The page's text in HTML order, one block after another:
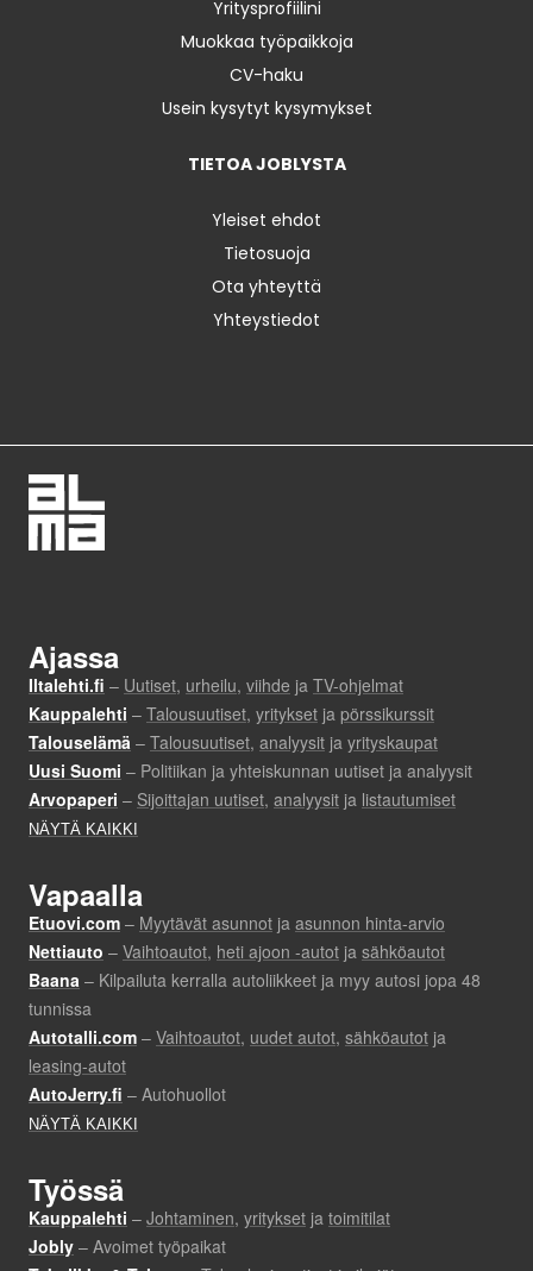
Yritysprofiilini
Muokkaa työpaikkoja
CV-haku
Usein kysytyt kysymykset
TIETOA JOBLYSTA
Yleiset ehdot
Tietosuoja
Ota yhteyttä
Yhteystiedot